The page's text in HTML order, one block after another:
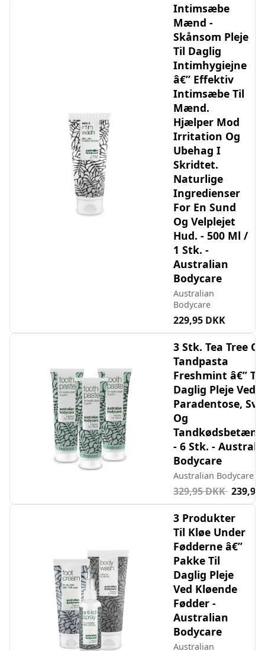
Intimsæbe
Mænd -
Skånsom Pleje
Til Daglig
Intimhygiejne
â€” Effektiv
Intimsæbe Til
Mænd.
Hjælper Mod
Irritation Og
Ubehag I
Skridtet.
Naturlige
Ingredienser
For En Sund
Og Velplejet
Hud. - 500 Ml /
1 Stk. -
Australian
Bodycare
Australian
Bodycare
229,95 DKK
3 Stk. Tea Tree Oil
Tandpasta
Freshmint â€” Til
Daglig Pleje Ved
Paradentose,
Og
- 6 Stk. -
Bodycare
Australian Bodycare
329,95 DKK 239,95
3 Produkter
Til Kløe Under
Fødderne â€”
Pakke Til
Daglig Pleje
Ved Kløende
Fødder -
Australian
Bodycare
Australian